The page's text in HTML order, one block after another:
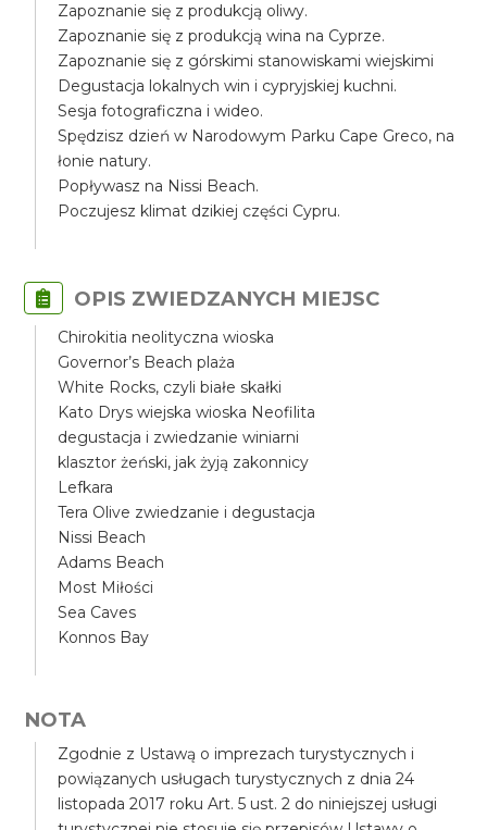
Zapoznanie się z produkcją oliwy.
Zapoznanie się z produkcją wina na Cyprze.
Zapoznanie się z górskimi stanowiskami wiejskimi
Degustacja lokalnych win i cypryjskiej kuchni.
Sesja fotograficzna i wideo.
Spędzisz dzień w Narodowym Parku Cape Greco, na
łonie natury.
Popływasz na Nissi Beach.
Poczujesz klimat dzikiej części Cypru.
OPIS ZWIEDZANYCH MIEJSC
Chirokitia neolityczna wioska
Governor’s Beach plaża
White Rocks, czyli białe skałki
Kato Drys wiejska wioska Neofilita
degustacja i zwiedzanie winiarni
klasztor żeński, jak żyją zakonnicy
Lefkara
Tera Olive zwiedzanie i degustacja
Nissi Beach
Adams Beach
Most Miłości
Sea Caves
Konnos Bay
NOTA
Zgodnie z Ustawą o imprezach turystycznych i
powiązanych usługach turystycznych z dnia 24
listopada 2017 roku Art. 5 ust. 2 do niniejszej usługi